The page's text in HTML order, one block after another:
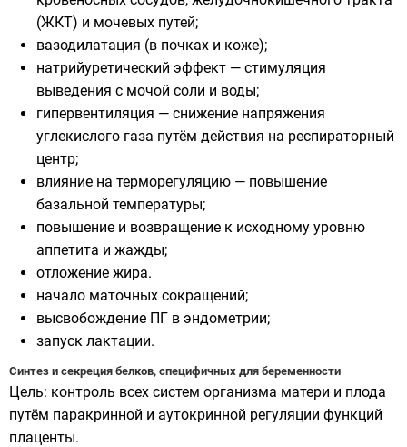
(ЖКТ) и мочевых путей;
вазодилатация (в почках и коже);
натрийуретический эффект — стимуляция
выведения с мочой соли и воды;
гипервентиляция — снижение напряжения
углекислого газа путём действия на респираторный
центр;
влияние на терморегуляцию — повышение
базальной температуры;
повышение и возвращение к исходному уровню
аппетита и жажды;
отложение жира.
начало маточных сокращений;
высвобождение ПГ в эндометрии;
запуск лактации.
Синтез и секреция белков, специфичных для беременности
Цель: контроль всех систем организма матери и плода
путём паракринной и аутокринной регуляции функций
плаценты.